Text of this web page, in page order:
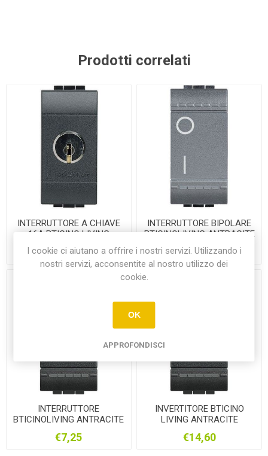
Prodotti correlati
INTERRUTTORE A CHIAVE
16A BTICINO LIVING
ANTRACITE
€56,55
INTERRUTTORE BIPOLARE
BTICINOLIVING ANTRACITE
€14,10
INTERRUTTORE
BTICINOLIVING ANTRACITE
€7,25
INVERTITORE BTICINO
LIVING ANTRACITE
€14,60
I cookie ci aiutano a offrire i nostri servizi. Utilizzando i
nostri servizi, acconsentite al nostro utilizzo dei
cookie.
OK
APPROFONDISCI